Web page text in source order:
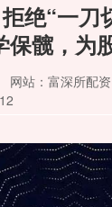
绝“一刀
保髋，为
网站：富深所配资